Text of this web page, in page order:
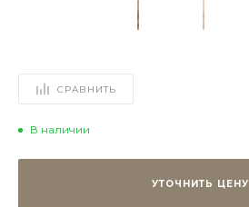
СРАВНИТЬ
В наличии
УТОЧНИТЬ ЦЕНУ